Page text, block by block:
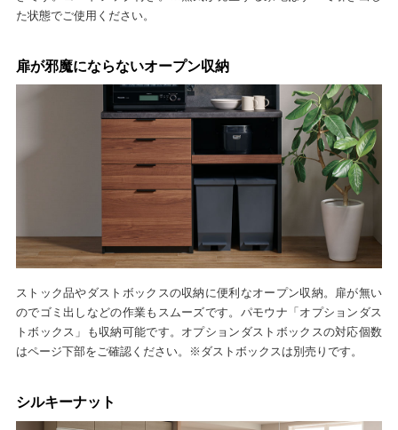
た状態でご使用ください。
扉が邪魔にならないオープン収納
ストック品やダストボックスの収納に便利なオープン収納。扉が無い
のでゴミ出しなどの作業もスムーズです。パモウナ「オプションダス
トボックス」も収納可能です。オプションダストボックスの対応個数
はページ下部をご確認ください。※ダストボックスは別売りです。
シルキーナット